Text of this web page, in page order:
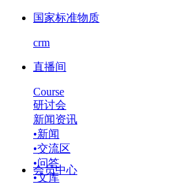
国家标准物质
crm
直播间
Course
研讨会
新闻资讯
•新闻
•交流区
•问答
•文库
会员中心